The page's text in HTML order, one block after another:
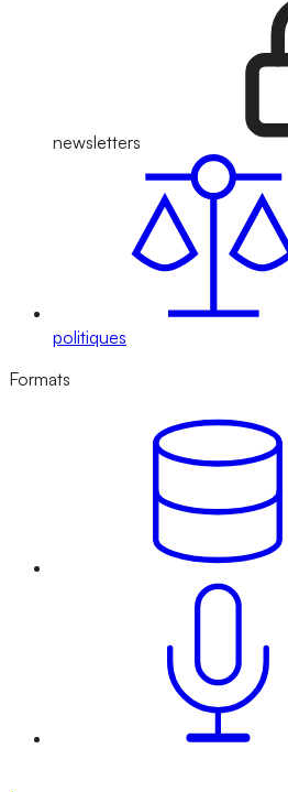
newsletters
politiques
Formats